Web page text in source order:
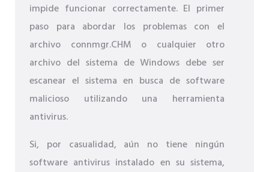
impide funcionar correctamente. El primer
paso para abordar los problemas con el
archivo connmgr.CHM o cualquier otro
archivo del sistema de Windows debe ser
escanear el sistema en busca de software
malicioso utilizando una herramienta
antivirus.
Si, por casualidad, aún no tiene ningún
software antivirus instalado en su sistema,